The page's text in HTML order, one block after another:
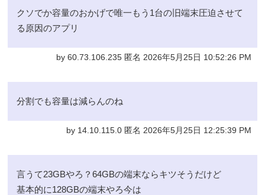
クソでか容量のおかげで唯一もう1台の旧端末圧迫させて
る原因のアプリ
by 60.73.106.235 匿名 2026年5月25日 10:52:26 PM
分割でも容量は減らんのね
by 14.10.115.0 匿名 2026年5月25日 12:25:39 PM
言うて23GBやろ？64GBの端末ならキツそうだけど
基本的に128GBの端末やろ今は